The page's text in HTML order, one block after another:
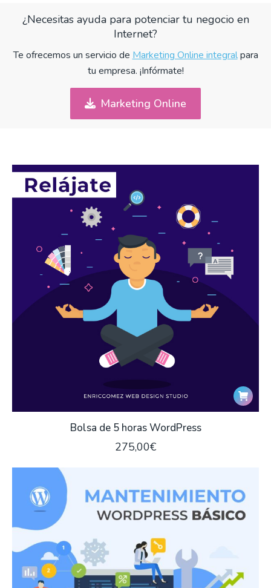
¿Necesitas ayuda para potenciar tu negocio en
Internet?
Te ofrecemos un servicio de Marketing Online integralpara
tu empresa. ¡Infórmate!
Marketing Online
Bolsa de 5 horas WordPress
275,00€